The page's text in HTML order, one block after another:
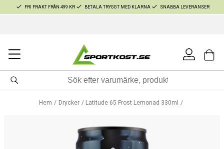
FRI FRAKT FRÅN 499 KR BETALA TRYGGT MED KLARNA SNABBA LEVERANSER
Hem Drycker Latitude 65 Frost Lemonad 330ml